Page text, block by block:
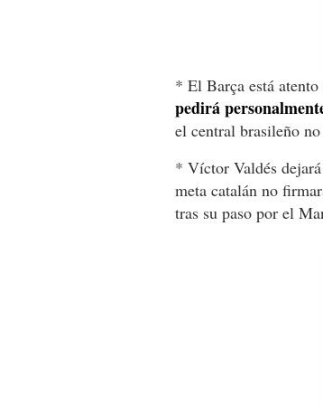
* El Barça está
pedirá
el central brasileño
* Víctor Valdés
meta catalán no
tras su paso por el